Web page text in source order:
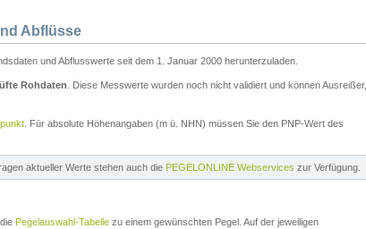
Abflüsse
und Abflusswerte seit dem 1. Januar 2000 herunterzuladen.
Rohdaten . Diese Messwerte wurden noch nicht validiert und können Ausreißer,
. Für absolute Höhenangaben (m ü. NHN) müssen Sie den PNP-Wert des
aktueller Werte stehen auch die PEGELONLINE Webservices zur Verfügung.
Pegelauswahl-Tabelle zu einem gewünschten Pegel. Auf der jeweiligen